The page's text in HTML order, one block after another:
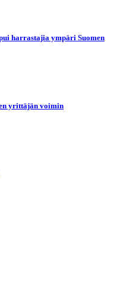
harrastajia ympäri Suomen
yrittäjän voimin